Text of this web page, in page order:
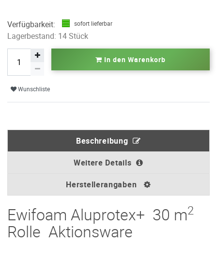
Verfügbarkeit: sofort lieferbar
Lagerbestand: 14 Stück
In den Warenkorb
Wunschliste
Beschreibung
Weitere Details
Herstellerangaben
Ewifoam Aluprotex+ 30 m2
Rolle Aktionsware